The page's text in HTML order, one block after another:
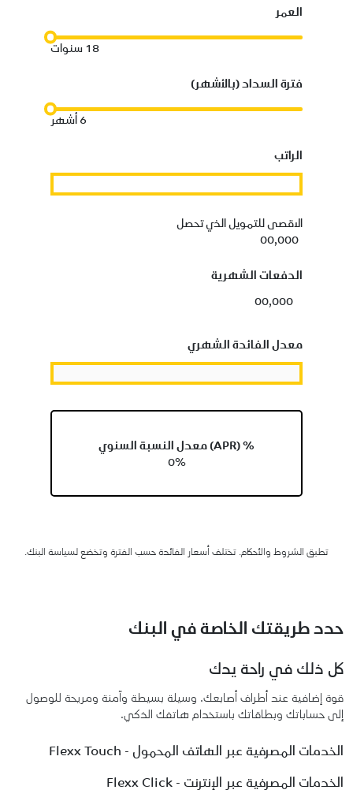
العمر
18سنوات
فترة السداد (بالأشهر)
6أشهر
الراتب
الاقصى للتمويل الذي تحصل
الدفعات الشهرية
00,000
معدل الفائدة الشهري
معدل النسبة السنوي (APR) %
0%
تطبق الشروط والأحكام. تختلف أسعار الفائدة حسب الفترة وتخضع لسياسة البنك.
حدد طريقتك الخاصة في البنك
كل ذلك في راحة يدك
قوة إضافية عند أطراف أصابعك. وسيلة بسيطة وآمنة ومريحة للوصول
إلى حساباتك وبطاقاتك باستخدام هاتفك الذكي.
الخدمات المصرفية عبر الهاتف المحمول - Flexx Touch
الخدمات المصرفية عبر الإنترنت - Flexx Click